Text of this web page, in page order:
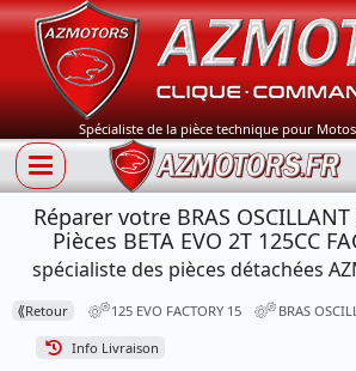
Spécialiste de la pièce technique pour
Réparer votre BRAS OSCILLANT
Pièces BETA EVO 2T 125CC
spécialiste des pièces détachées
⟪Retour 125 EVO FACTORY 15 BRAS
Info Livraison